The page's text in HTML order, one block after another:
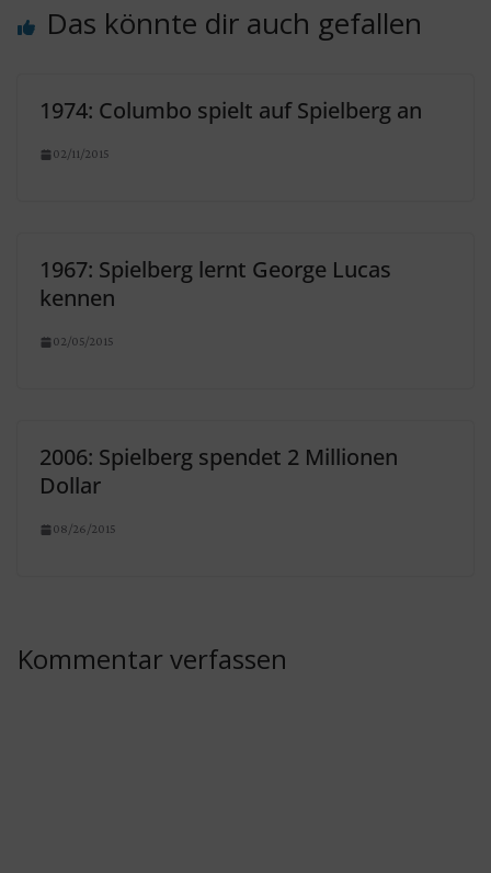
Das könnte dir auch gefallen
1974: Columbo spielt auf Spielberg an
02/11/2015
1967: Spielberg lernt George Lucas
kennen
02/05/2015
2006: Spielberg spendet 2 Millionen
Dollar
08/26/2015
Kommentar verfassen